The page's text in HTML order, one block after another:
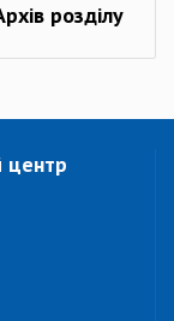
розділу
центр